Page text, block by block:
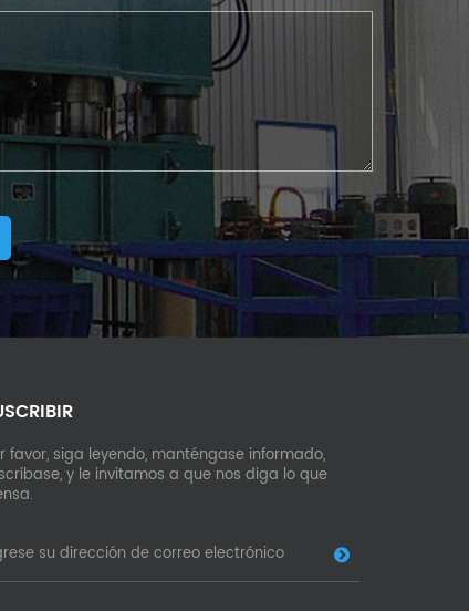
favor, siga leyendo, manténgase informado,
y le invitamos a que nos diga lo que